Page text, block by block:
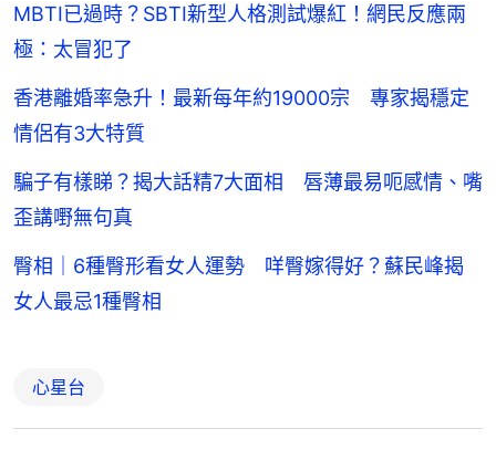
MBTI已過時？SBTI新型人格測試爆紅！網民反應兩
極：太冒犯了
香港離婚率急升！最新每年約19000宗 專家揭穩定
情侶有3大特質
騙子有樣睇？揭大話精7大面相 唇薄最易呃感情、嘴
歪講嘢無句真
臀相｜6種臀形看女人運勢 咩臀嫁得好？蘇民峰揭
女人最忌1種臀相
心星台